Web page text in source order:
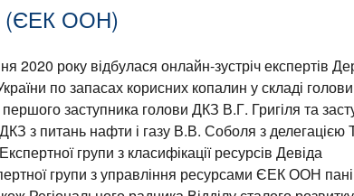
ООН)
2020 року відбулася онлайн-зустріч експертів
України по запасах корисних копалин у складі
заступника голови ДКЗ В.Г. Григіля та
з питань нафти і газу В.В. Соболя з делегацією
групи з класифікації ресурсів Девіда
групи з управління ресурсами ЄЕК ООН пані